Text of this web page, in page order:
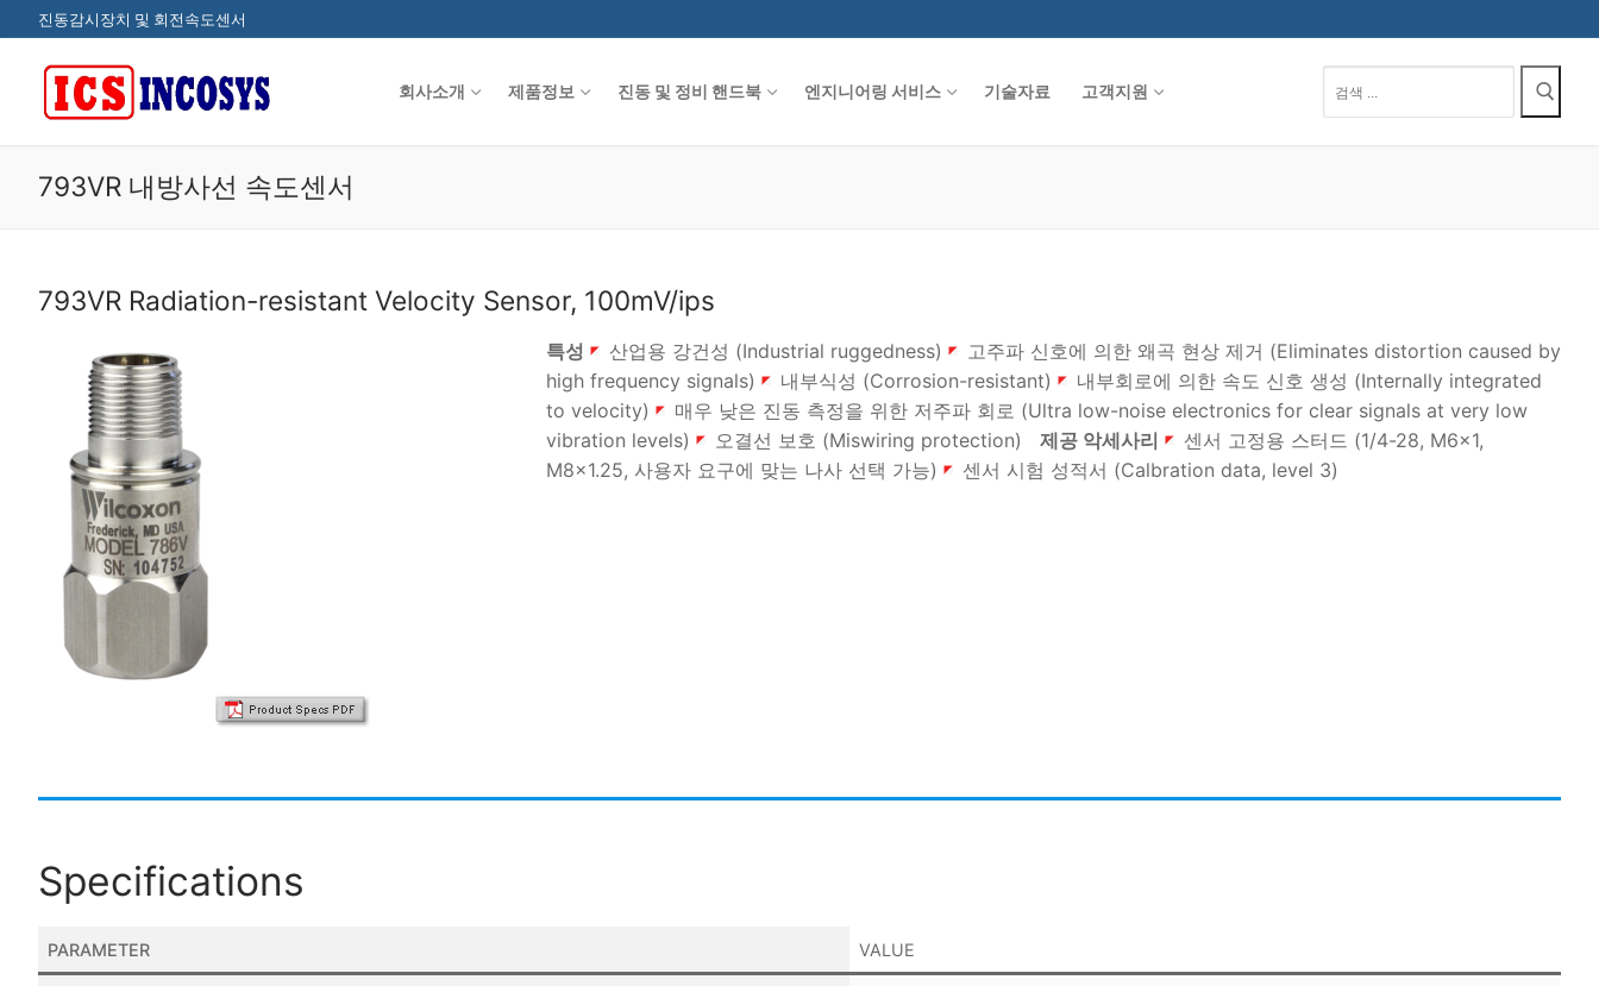
텐
진동감시장치 및 회전속도센서
회사소개 제품정보 진동 및 정비 핸드북 엔지니어링 서비스 기술자료 고객지원
색
:
793VR 내방사선 속도센서
793VR Radiation-resistant Velocity Sensor, 100mV/ips
특성 산업용 강건성 (Industrial ruggedness)
고주파 신호에 의한 왜곡 현상 제거 (Eliminates distortion caused by
high frequency signals)
내부식성 (Corrosion-resistant)
내부회로에 의한 속도 신호 생성 (Internally integrated
to velocity)
매우 낮은 진동 측정을 위한 저주파 회로 (Ultra low-noise electronics for clear signals at very low
vibration levels)
오결선 보호 (Miswiring protection) 제공 악세사리
센서 고정용 스터드 (1/4-28, M6x1,
M8x1.25, 사용자 요구에 맞는 나사 선택 가능)
센서 시험 성적서 (Calbration data, level 3)
Specifications
PARAMETER VALUE